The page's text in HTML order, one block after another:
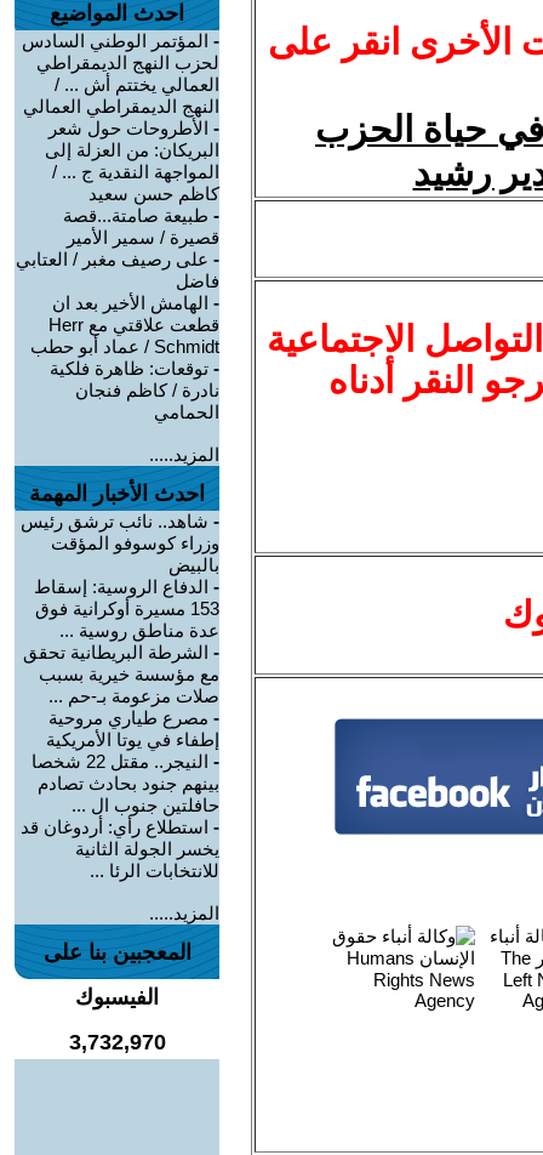
الأخرى انقر على
في حياة الحزب
رشيد
الاجتماعية
النقر أدناه
احدث المواضيع
- المؤتمر الوطني السادس
لحزب النهج الديمقراطي
العمالي يختتم أش ... /
النهج الديمقراطي العمالي
- الأطروحات حول شعر
البريكان: من العزلة إلى
المواجهة النقدية ج ... /
كاظم حسن سعيد
- طبيعة صامتة...قصة
قصيرة / سمير الأمير
- على رصيف مغبر / العتابي
فاضل
- الهامش الأخير بعد ان
قطعت علاقتي مع Herr
Schmidt / عماد أبو حطب
- توقعات: ظاهرة فلكية
نادرة / كاظم فنجان
الحمامي
المزيد.....
احدث الأخبار المهمة
- شاهد.. نائب ترشق رئيس
وزراء كوسوفو المؤقت
بالبيض
- الدفاع الروسية: إسقاط
153 مسيرة أوكرانية فوق
عدة مناطق روسية ...
- الشرطة البريطانية تحقق
مع مؤسسة خيرية بسبب
صلات مزعومة بـ-حم ...
- مصرع طياري مروحية
إطفاء في يوتا الأمريكية
-
النيجر.. مقتل 22 شخصا
بينهم جنود بحادث تصادم
حافلتين جنوب ال ...
- استطلاع رأي: أردوغان قد
يخسر الجولة الثانية
للانتخابات الرئا ...
المزيد.....
المعجبين بنا على
الفيسبوك
3,732,970